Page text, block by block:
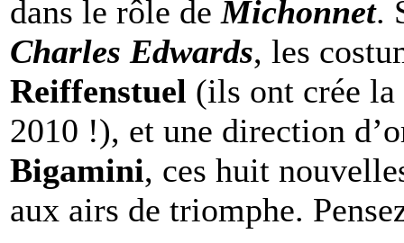
dans le rôle deMichonnet.
Charles Edwards, les
Reiffenstuel (ils ont crée
2010 !), et une direction
Bigamini, ces huit
aux airs de triomphe.